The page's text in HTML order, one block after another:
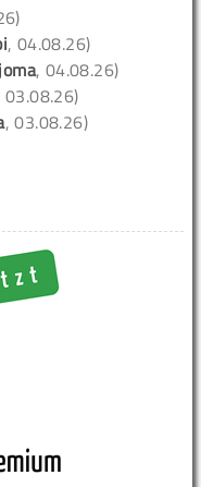
, 04.08.26)
joma, 04.08.26)
03.08.26)
, 03.08.26)